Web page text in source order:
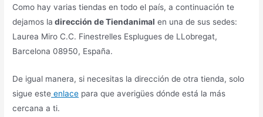
Como hay varias tiendas en todo el país, a continuación te
dejamos la dirección de Tiendanimal en una de sus sedes:
Laurea Miro C.C. Finestrelles Esplugues de LLobregat,
Barcelona 08950, España.
De igual manera, si necesitas la dirección de otra tienda, solo
sigue este enlace para que averigües dónde está la más
cercana a ti.